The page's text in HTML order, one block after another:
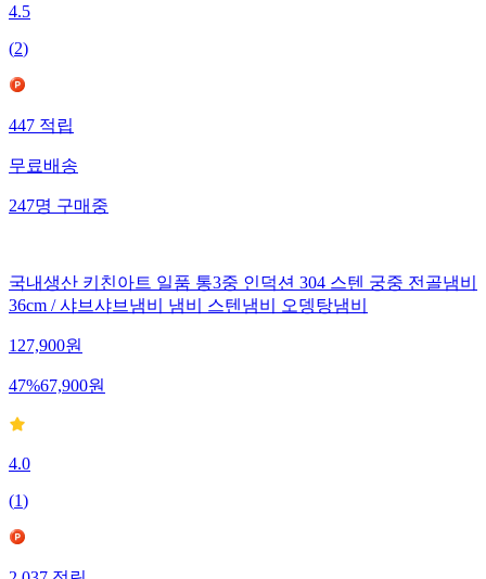
4.5
(2)
447적립
무료배송
247명구매중
국내생산 키친아트 일품 통3중 인덕션 304 스텐 궁중 전골냄비
36cm / 샤브샤브냄비 냄비 스텐냄비 오뎅탕냄비
127,900원
47%67,900원
4.0
(1)